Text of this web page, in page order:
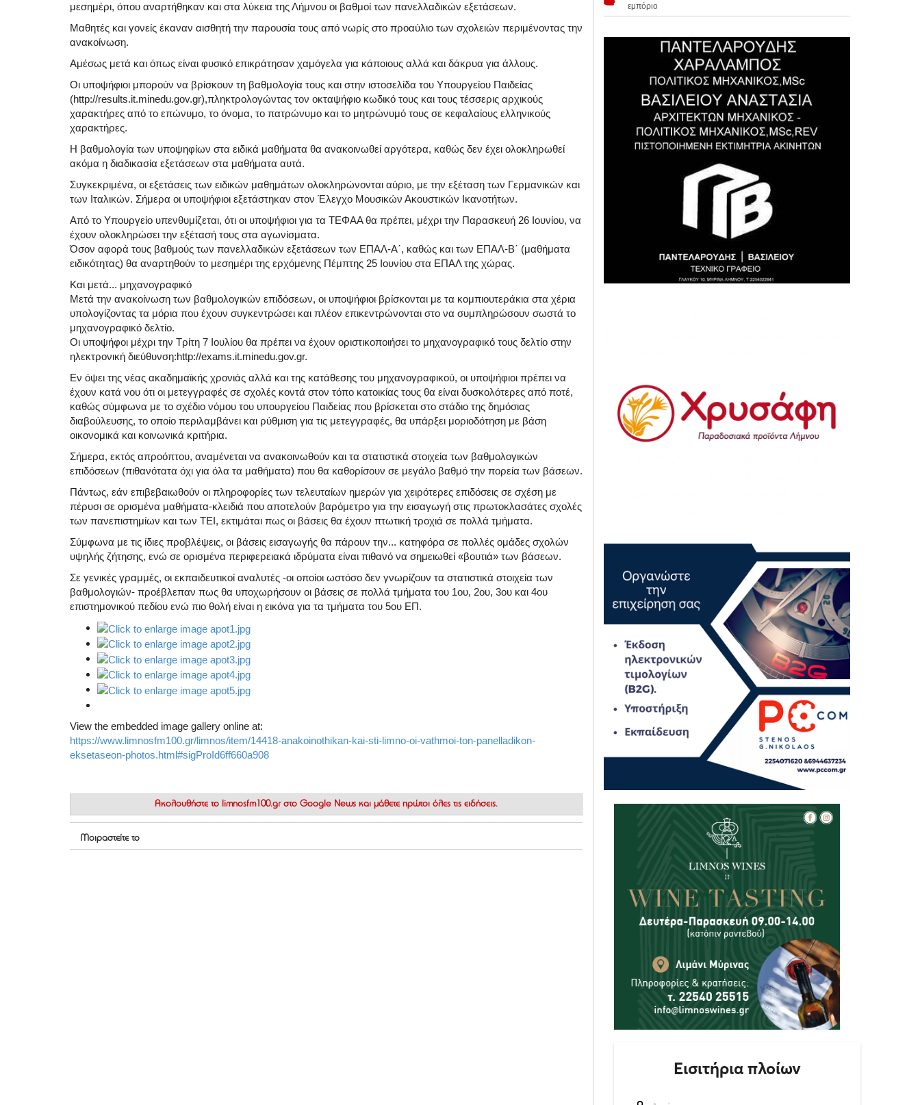
μεσημέρι, όπου αναρτήθηκαν και στα λύκεια της Λήμνου οι βαθμοί των πανελλαδικών εξετάσεων.
Μαθητές και γονείς έκαναν αισθητή την παρουσία τους από νωρίς στο προαύλιο των σχολειών περιμένοντας την
ανακοίνωση.
Αμέσως μετά και όπως είναι φυσικό επικράτησαν χαμόγελα για κάποιους αλλά και δάκρυα για άλλους.
Οι υποψήφιοι μπορούν να βρίσκουν τη βαθμολογία τους και στην ιστοσελίδα του Υπουργείου Παιδείας
(http://results.it.minedu.gov.gr),πληκτρολογώντας τον οκταψήφιο κωδικό τους και τους τέσσερις αρχικούς
χαρακτήρες από το επώνυμο, το όνομα, το πατρώνυμο και το μητρώνυμό τους σε κεφαλαίους ελληνικούς
χαρακτήρες.
Η βαθμολογία των υποψηφίων στα ειδικά μαθήματα θα ανακοινωθεί αργότερα, καθώς δεν έχει ολοκληρωθεί
ακόμα η διαδικασία εξετάσεων στα μαθήματα αυτά.
Συγκεκριμένα, οι εξετάσεις των ειδικών μαθημάτων ολοκληρώνονται αύριο, με την εξέταση των Γερμανικών και
των Ιταλικών. Σήμερα οι υποψήφιοι εξετάστηκαν στον Έλεγχο Μουσικών Ακουστικών Ικανοτήτων.
Από το Υπουργείο υπενθυμίζεται, ότι οι υποψήφιοι για τα ΤΕΦΑΑ θα πρέπει, μέχρι την Παρασκευή 26 Ιουνίου, να
έχουν ολοκληρώσει την εξέτασή τους στα αγωνίσματα.
Όσον αφορά τους βαθμούς των πανελλαδικών εξετάσεων των ΕΠΑΛ-Α΄, καθώς και των ΕΠΑΛ-Β΄ (μαθήματα
ειδικότητας) θα αναρτηθούν το μεσημέρι της ερχόμενης Πέμπτης 25 Ιουνίου στα ΕΠΑΛ της χώρας.
Και μετά... μηχανογραφικό
Μετά την ανακοίνωση των βαθμολογικών επιδόσεων, οι υποψήφιοι βρίσκονται με τα κομπιουτεράκια στα χέρια
υπολογίζοντας τα μόρια που έχουν συγκεντρώσει και πλέον επικεντρώνονται στο να συμπληρώσουν σωστά το
μηχανογραφικό δελτίο.
Οι υποψήφοι μέχρι την Τρίτη 7 Ιουλίου θα πρέπει να έχουν οριστικοποιήσει το μηχανογραφικό τους δελτίο στην
ηλεκτρονική διεύθυνση:http://exams.it.minedu.gov.gr.
Εν όψει της νέας ακαδημαϊκής χρονιάς αλλά και της κατάθεσης του μηχανογραφικού, οι υποψήφιοι πρέπει να
έχουν κατά νου ότι οι μετεγγραφές σε σχολές κοντά στον τόπο κατοικίας τους θα είναι δυσκολότερες από ποτέ,
καθώς σύμφωνα με το σχέδιο νόμου του υπουργείου Παιδείας που βρίσκεται στο στάδιο της δημόσιας
διαβούλευσης, το οποίο περιλαμβάνει και ρύθμιση για τις μετεγγραφές, θα υπάρξει μοριοδότηση με βάση
οικονομικά και κοινωνικά κριτήρια.
Σήμερα, εκτός απροόπτου, αναμένεται να ανακοινωθούν και τα στατιστικά στοιχεία των βαθμολογικών
επιδόσεων (πιθανότατα όχι για όλα τα μαθήματα) που θα καθορίσουν σε μεγάλο βαθμό την πορεία των βάσεων.
Πάντως, εάν επιβεβαιωθούν οι πληροφορίες των τελευταίων ημερών για χειρότερες επιδόσεις σε σχέση με
πέρυσι σε ορισμένα μαθήματα-κλειδιά που αποτελούν βαρόμετρο για την εισαγωγή στις πρωτοκλασάτες σχολές
των πανεπιστημίων και των ΤΕΙ, εκτιμάται πως οι βάσεις θα έχουν πτωτική τροχιά σε πολλά τμήματα.
Σύμφωνα με τις ίδιες προβλέψεις, οι βάσεις εισαγωγής θα πάρουν την... κατηφόρα σε πολλές ομάδες σχολών
υψηλής ζήτησης, ενώ σε ορισμένα περιφερειακά ιδρύματα είναι πιθανό να σημειωθεί «βουτιά» των βάσεων.
Σε γενικές γραμμές, οι εκπαιδευτικοί αναλυτές -οι οποίοι ωστόσο δεν γνωρίζουν τα στατιστικά στοιχεία των
βαθμολογιών- προέβλεπαν πως θα υποχωρήσουν οι βάσεις σε πολλά τμήματα του 1ου, 2ου, 3ου και 4ου
επιστημονικού πεδίου ενώ πιο θολή είναι η εικόνα για τα τμήματα του 5ου ΕΠ.
View the embedded image gallery online at:
https://www.limnosfm100.gr/limnos/item/14418-anakoinothikan-kai-sti-limno-oi-vathmoi-ton-panelladikon-
eksetaseon-photos.html#sigProId6ff660a908
Ακολουθήστε το limnosfm100.gr στο Google News και μάθετε πρώτοι όλες τις ειδήσεις.
Μοιραστείτε το
εμπόριο